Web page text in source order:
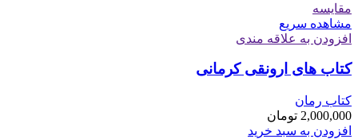
مقایسه
مشاهده سریع
افزودن به علاقه مندی
کتاب های ارونقی کرمانی
کتاب رمان
2,000,000 تومان
افزودن به سبد خرید